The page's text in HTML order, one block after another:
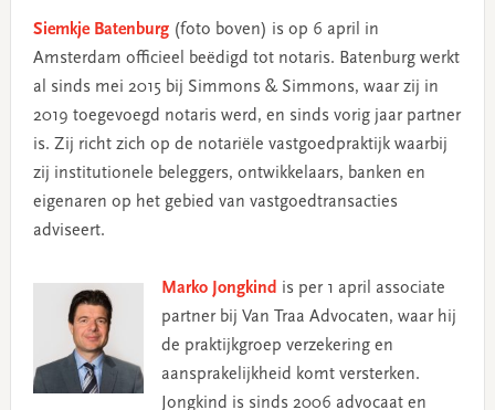
Siemkje Batenburg(foto boven) is op 6 april in
Amsterdam officieel beëdigd tot notaris. Batenburg werkt
al sinds mei 2015 bij Simmons & Simmons, waar zij in
2019 toegevoegd notaris werd, en sinds vorig jaar partner
is. Zij richt zich op de notariële vastgoedpraktijk waarbij
zij institutionele beleggers, ontwikkelaars, banken en
eigenaren op het gebied van vastgoedtransacties
adviseert.
Marko Jongkind is per 1 april associate
partner bij Van Traa Advocaten, waar hij
de praktijkgroep verzekering en
aansprakelijkheid komt versterken.
Jongkind is sinds 2006 advocaat en